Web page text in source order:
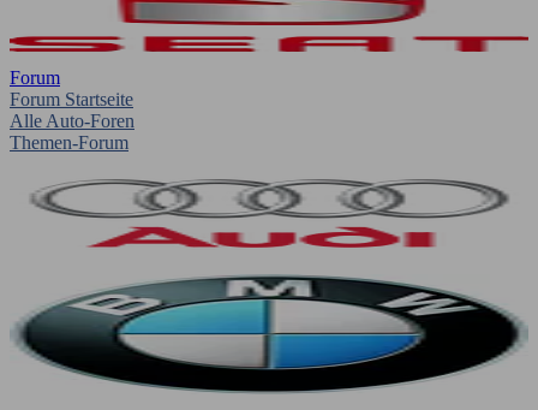
Forum
Forum Startseite
Alle Auto-Foren
Themen-Forum